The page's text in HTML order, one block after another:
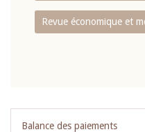
Revue économique et
Balance des paiements